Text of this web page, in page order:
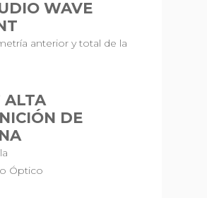
WAVE
anterior y total de la
ALTA
DE
Óptico